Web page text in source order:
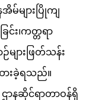
မ်များပြိုကျ
င်း၊ကတ္တရာ
များဖြတ်သန်း
ားခဲ့ရသည်။
ဌာနဆိုင်ရာတာဝန်ရှိ